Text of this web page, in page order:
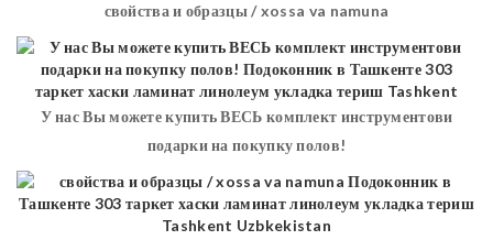
свойства и образцы / xossa va namuna
У нас Вы можете купить ВЕСЬ комплект инструментови
подарки на покупку полов!